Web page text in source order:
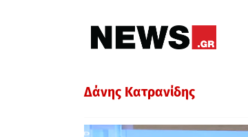
Δάνης Κατρανίδης